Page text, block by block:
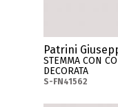
Patrini
STEMMA CON
DECORATA
S-FN41562